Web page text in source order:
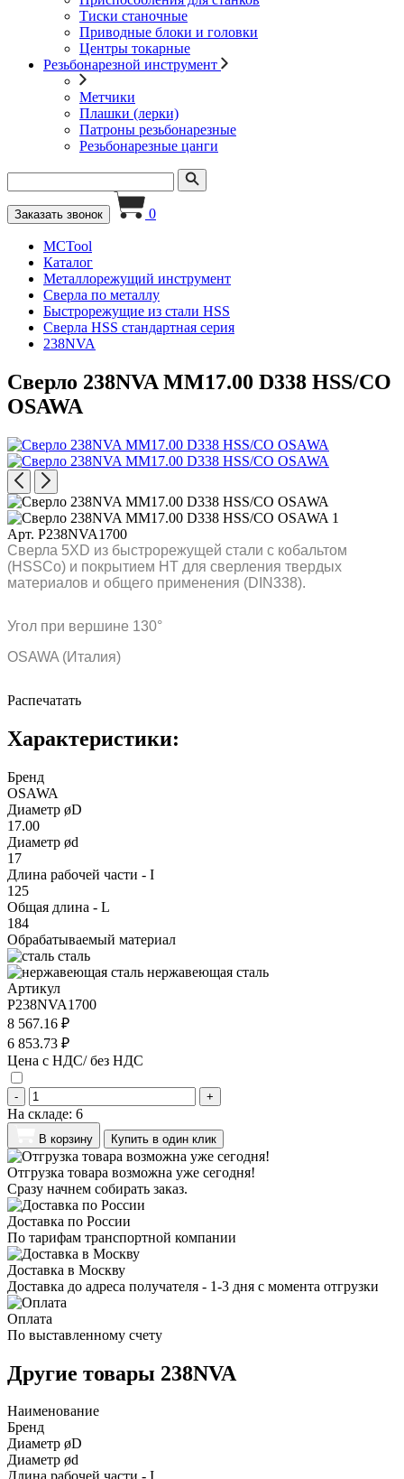
Тиски станочные
Приводные блоки и головки
Центры токарные
Резьбонарезной инструмент
Метчики
Плашки (лерки)
Патроны резьбонарезные
Резьбонарезные цанги
Заказать звонок 0
MCTool
Каталог
Металлорежущий инструмент
Сверла по металлу
Быстрорежущие из стали HSS
Сверла HSS стандартная серия
238NVA
Сверло 238NVA MM17.00 D338 HSS/CO
OSAWA
Арт. P238NVA1700
Сверла 5XD из быстрорежущей стали с кобальтом
(HSSCo) и покрытием HT для сверления твердых
материалов и общего применения (DIN338).
Угол при вершине 130°
OSAWA (Италия)
Распечатать
Характеристики:
Бренд
OSAWA
Диаметр øD
17.00
Диаметр ød
17
Длина рабочей части - I
125
Общая длина - L
184
Обрабатываемый материал
сталь
нержавеющая сталь
Артикул
P238NVA1700
8 567.16 ₽
6 853.73 ₽
Цена с НДС/ без НДС
- +
На складе: 6
В корзину Купить в один клик
Отгрузка товара возможна уже сегодня!
Сразу начнем собирать заказ.
Доставка по России
По тарифам транспортной компании
Доставка в Москву
Доставка до адреса получателя - 1-3 дня с момента отгрузки
Оплата
По выставленному счету
Другие товары 238NVA
Наименование
Бренд
Диаметр øD
Диаметр ød